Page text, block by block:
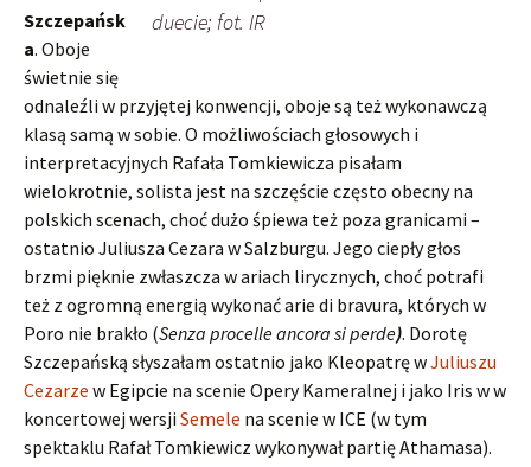
duecie; fot. IR
Szczepańsk
a. Oboje
świetnie się
odnaleźli w przyjętej konwencji, oboje są też wykonawczą
klasą samą w sobie. O możliwościach głosowych i
interpretacyjnych Rafała Tomkiewicza pisałam
wielokrotnie, solista jest na szczęście często obecny na
polskich scenach, choć dużo śpiewa też poza granicami –
ostatnio Juliusza Cezara w Salzburgu. Jego ciepły głos
brzmi pięknie zwłaszcza w ariach lirycznych, choć potrafi
też z ogromną energią wykonać arie di bravura, których w
Poro nie brakło (Senza procelle ancora si perde). Dorotę
Szczepańską słyszałam ostatnio jako Kleopatrę wJuliuszu
Cezarze w Egipcie na scenie Opery Kameralnej i jako Iris w w
koncertowej wersji Semele na scenie w ICE (w tym
spektaklu Rafał Tomkiewicz wykonywał partię Athamasa).